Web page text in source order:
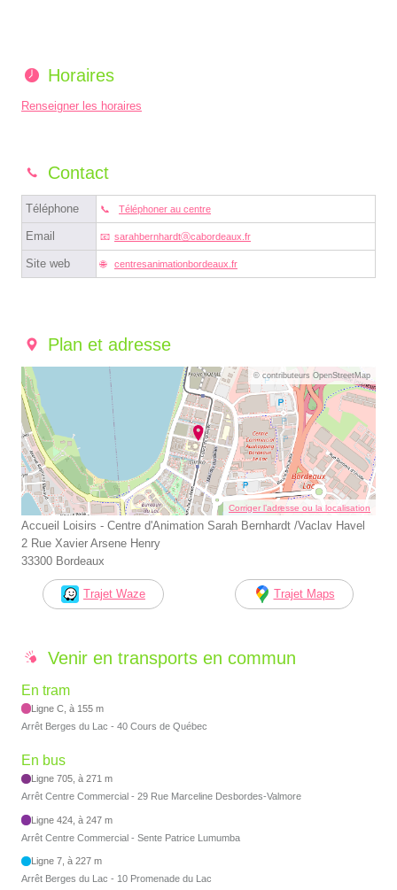
Horaires
Renseigner les horaires
Contact
Téléphone Téléphoner au centre
Email sarahbernhardtⓐcabordeaux.fr
Site web centresanimationbordeaux.fr
Plan et adresse
© contributeurs OpenStreetMap
Corriger l’adresse ou la localisation
Accueil Loisirs - Centre d'Animation Sarah Bernhardt /Vaclav Havel
2 Rue Xavier Arsene Henry
33300 Bordeaux
Trajet Waze Trajet Maps
Venir en transports en commun
En tram
Ligne C, à 155 m
Arrêt Berges du Lac - 40 Cours de Québec
En bus
Ligne 705, à 271 m
Arrêt Centre Commercial - 29 Rue Marceline Desbordes-Valmore
Ligne 424, à 247 m
Arrêt Centre Commercial - Sente Patrice Lumumba
Ligne 7, à 227 m
Arrêt Berges du Lac - 10 Promenade du Lac